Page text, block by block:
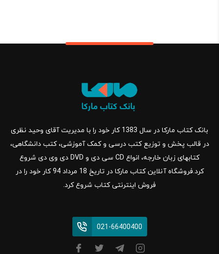
بانک کتاب مارکا در سال 1383 کار خود را با مدیریت آقای وحید نظری
در قالب پخش و توزیع کتب درسی و کمک آموزشی، کتب دانشگاهی،
کتابهای زبان خارجه، انواع CD سی دی و DVD دی وی دی شروع
کرد.فروشگاه آنلاین کتاب مارکا در تاریخ 18 مرداد 94 کار خود را در
فروش اینترنتی کتاب شروع کرد.
021-66400400